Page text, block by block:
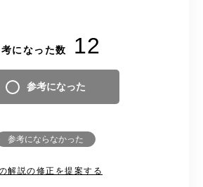
になった数 12
参考になった
参考にならなかった
解説の修正を提案する